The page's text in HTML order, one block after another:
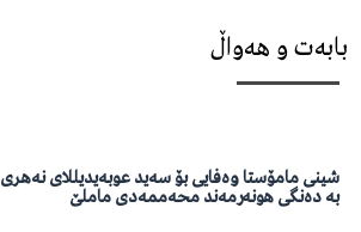
بابەت و هەواڵ
شینی مامۆستا وەفایی بۆ سەید عوبەیدیللای نەهری
بە دەنگی هونەرمەند محەممەدی ماملێ